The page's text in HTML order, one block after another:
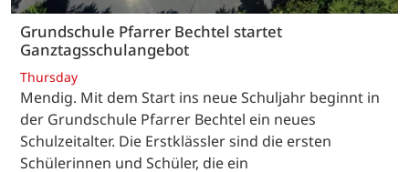
Grundschule Pfarrer Bechtel startet
Ganztagsschulangebot
Thursday
Mendig. Mit dem Start ins neue Schuljahr beginnt in
der Grundschule Pfarrer Bechtel ein neues
Schulzeitalter. Die Erstklässler sind die ersten
Schülerinnen und Schüler, die ein